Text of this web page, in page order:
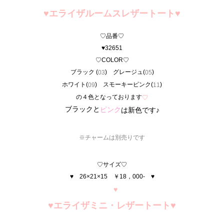
♥エライザルームスレザートート ♥
♡品番♡
♥32651
♡COLOR♡
ブラック (03) グレージュ(05)
ホワイト(09) スモーキーピンク(11 )
の４色となっております♡
ブラックと ピンクは新色です♪
※チャームは別売りです
♡サイズ♡
♥ 26×21×15 ￥18，000- ♥
♥
♥エライザミニ・レザートート ♥